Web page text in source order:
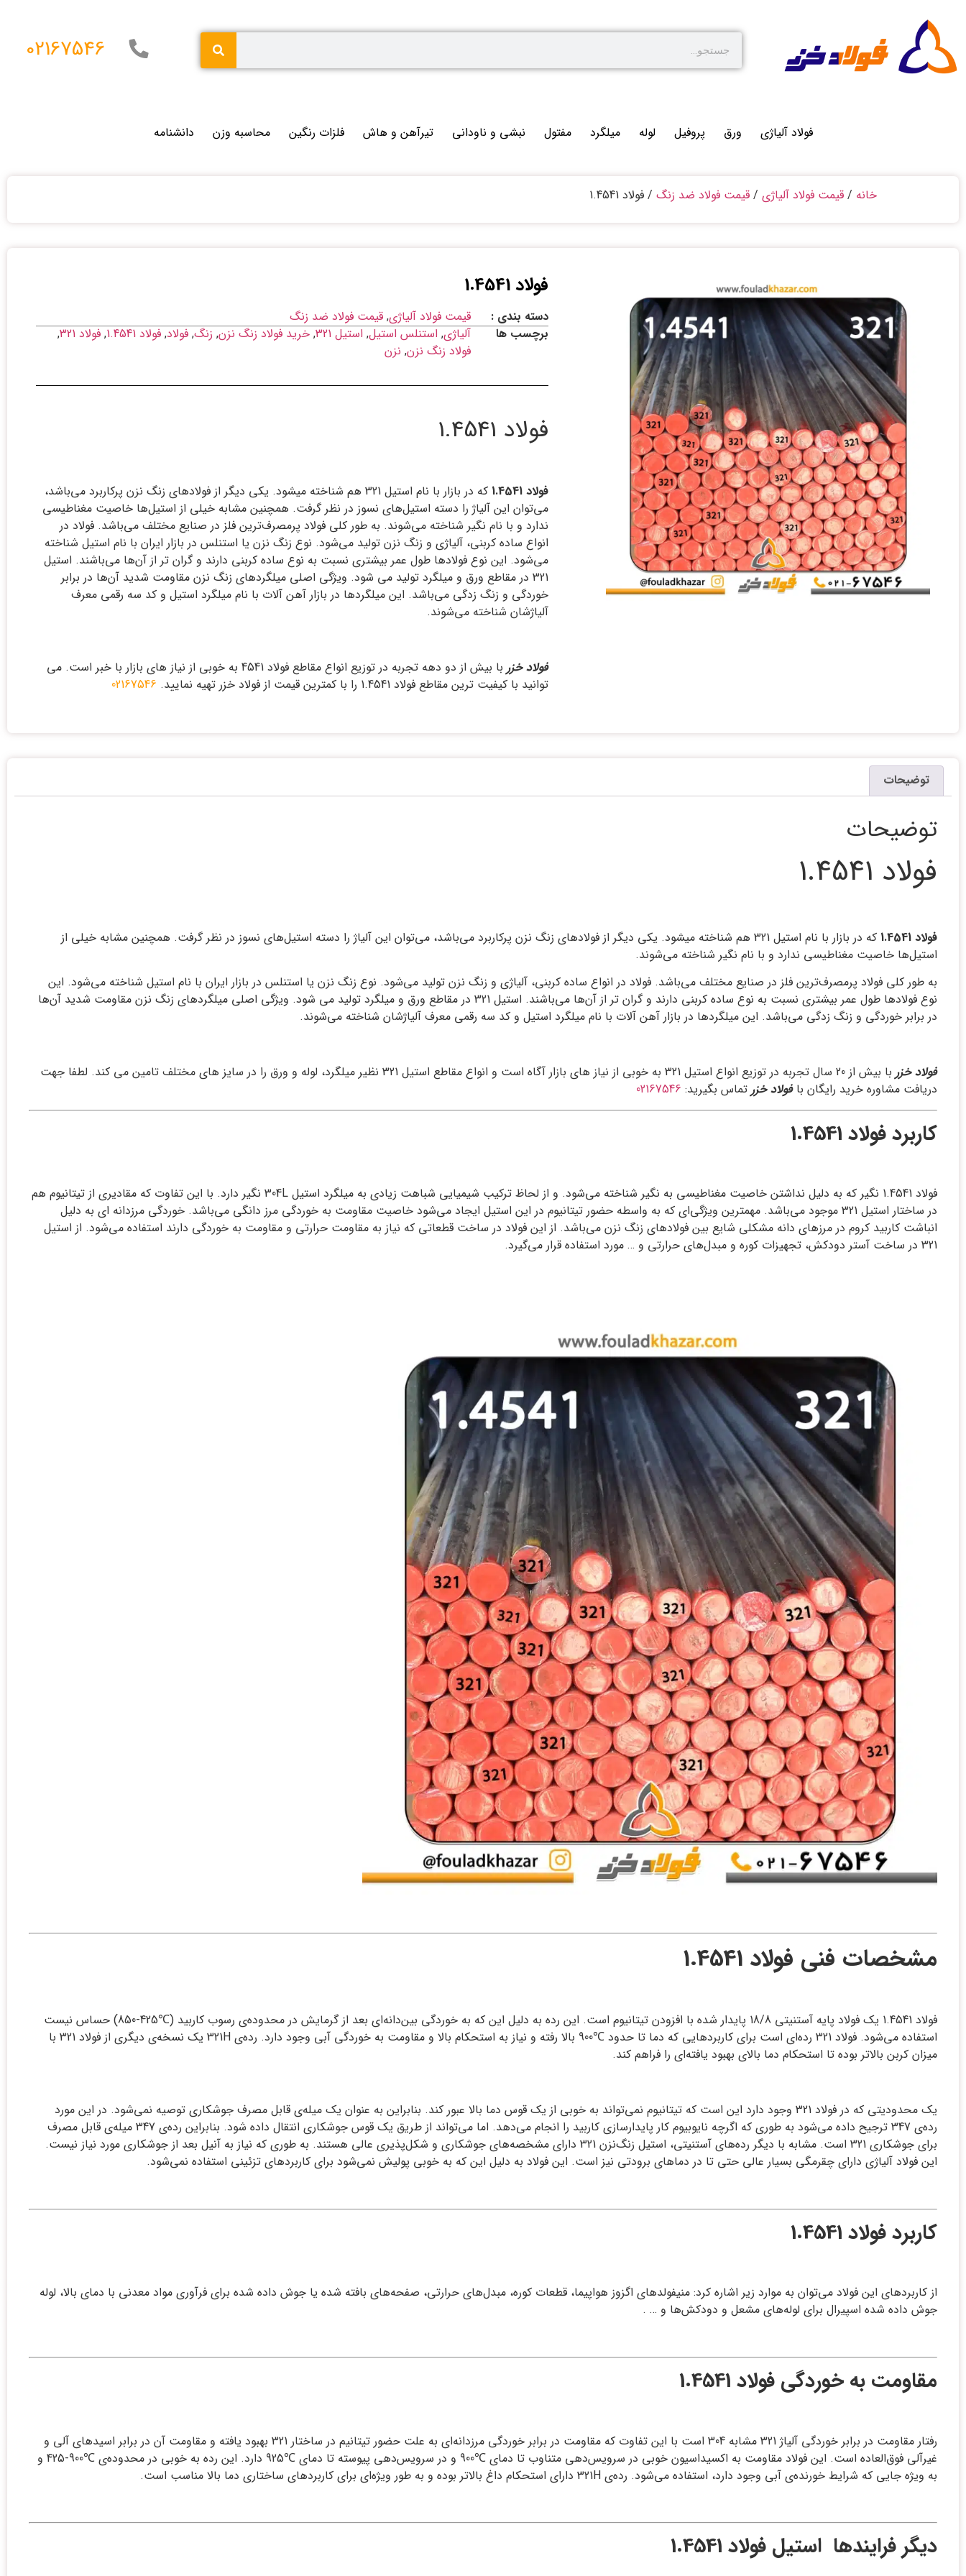
02167546
فولاد آلیاژی ورق پروفیل لوله میلگرد مفتول نبشی و ناودانی تیرآهن و هاش فلزات رنگین محاسبه وزن دانشنامه
خانه / قیمت فولاد آلیاژی / قیمت فولاد ضد زنگ / فولاد 1.4541
فولاد 1.4541
دسته بندی : قیمت فولاد آلیاژی,قیمت فولاد ضد زنگ
برچسب ها
آلیاژی, استنلس استیل, استیل 321 ,خرید فولاد زنگ نزن, زنگ,فولاد,فولاد 1.4541 ,فولاد 321
,
فولاد زنگ نزن, نزن
فولاد 1.4541
فولاد 1.4541
که در بازار با نام استیل 321 هم شناخته میشود. یکی دیگر از فولادهای زنگ نزن پرکاربرد می‌باشد،
می‌توان این آلیاژ را دسته استیل‌های نسوز در نظر گرفت. همچنین مشابه خیلی از استیل‌ها خاصیت مغناطیسی
ندارد و با نام نگیر شناخته می‌شوند. به طور کلی فولاد پرمصرف‌ترین فلز در صنایع مختلف می‌باشد. فولاد در
انواع ساده کربنی، آلیاژی و زنگ نزن تولید می‌شود. نوع زنگ نزن یا استنلس در بازار ایران با نام استیل شناخته
می‌شود. این نوع فولادها طول عمر بیشتری نسبت به نوع ساده کربنی دارند و گران تر از آن‌ها می‌باشند. استیل
321 در مقاطع ورق و میلگرد تولید می شود. ویژگی اصلی میلگرد‌های زنگ نزن مقاومت شدید آن‌ها در برابر
خوردگی و زنگ زدگی می‌باشد. این میلگرد‌ها در بازار آهن آلات با نام میلگرد استیل و کد سه رقمی معرف
آلیاژشان شناخته می‌شوند.
فولاد خزر
با بیش از دو دهه تجربه در توزیع انواع مقاطع فولاد 4541 به خوبی از نیاز های بازار با خبر است. می
توانید با کیفیت ترین مقاطع فولاد 1.4541 را با کمترین قیمت از فولاد خزر تهیه نمایید.
02167546
توضیحات
توضیحات
فولاد 1.4541
فولاد 1.4541
که در بازار با نام استیل 321 هم شناخته میشود. یکی دیگر از فولادهای زنگ نزن پرکاربرد می‌باشد، می‌توان این آلیاژ را دسته استیل‌های نسوز در نظر گرفت. همچنین مشابه خیلی از
استیل‌ها خاصیت مغناطیسی ندارد و با نام نگیر شناخته می‌شوند.
به طور کلی فولاد پرمصرف‌ترین فلز در صنایع مختلف می‌باشد. فولاد در انواع ساده کربنی، آلیاژی و زنگ نزن تولید می‌شود. نوع زنگ نزن یا استنلس در بازار ایران با نام استیل شناخته می‌شود. این
نوع فولادها طول عمر بیشتری نسبت به نوع ساده کربنی دارند و گران تر از آن‌ها می‌باشند. استیل 321 در مقاطع ورق و میلگرد تولید می شود. ویژگی اصلی میلگرد‌های زنگ نزن مقاومت شدید آن‌ها
در برابر خوردگی و زنگ زدگی می‌باشد. این میلگرد‌ها در بازار آهن آلات با نام میلگرد استیل و کد سه رقمی معرف آلیاژشان شناخته می‌شوند.
فولاد خزر
با بیش از 20 سال تجربه در توزیع انواع استیل 321 به خوبی از نیاز های بازار آگاه است و انواع مقاطع استیل 321 نظیر میلگرد، لوله و ورق را در سایز های مختلف تامین می کند. لطفا جهت
دریافت مشاوره خرید رایگان بافولاد خزر تماس بگیرید: 02167546
کاربرد فولاد 1.4541
فولاد 1.4541 نگیر که به دلیل نداشتن خاصیت مغناطیسی به نگیر شناخته می‌شود. و از لحاظ ترکیب شیمیایی شباهت زیادی به میلگرد استیل 304L نگیر دارد. با این تفاوت که مقادیری از تیتانیوم هم
در ساختار استیل 321 موجود می‌باشد. مهمترین ویژگی‌ای که به واسطه حضور تیتانیوم در این استیل ایجاد می‌شود خاصیت مقاومت به خوردگی مرز دانگی می‌باشد. خوردگی مرزدانه ای به دلیل
انباشت کاربید کروم در مرزهای دانه مشکلی شایع بین فولادهای زنگ نزن می‌باشد. از این فولاد در ساخت قطعاتی که نیاز به مقاومت حرارتی و مقاومت به خوردگی دارند استفاده می‌شود. از استیل
321 در ساخت آستر دودکش، تجهیزات کوره و مبدل‌های حرارتی و … مورد استفاده قرار می‌گیرد.
مشخصات فنی فولاد 1.4541
فولاد 1.4541 یک فولاد پایه آستنیتی 18/8 پایدار شده با افزودن تیتانیوم است. این رده به دلیل این که به خوردگی بین‌دانه‌ای بعد از گرمایش در محدوده‌ی رسوب کاربید (℃425-850) حساس نیست
استفاده می‌شود. فولاد 321 رده‌ای است برای کاربردهایی که دما تا حدود ℃900 بالا رفته و نیاز به استحکام بالا و مقاومت به خوردگی آبی وجود دارد. رده‌ی 321H یک نسخه‌ی دیگری از فولاد 321 با
میزان کربن بالاتر بوده تا استحکام دما بالای بهبود یافته‌ای را فراهم کند.
یک محدودیتی که در فولاد 321 وجود دارد این است که تیتانیوم نمی‌تواند به خوبی از یک قوس دما بالا عبور کند. بنابراین به عنوان یک میله‌ی قابل مصرف جوشکاری توصیه نمی‌شود. در این مورد
رده‌ی 347 ترجیح داده می‌شود به طوری که اگرچه نایوبیوم کار پایدارسازی کاربید را انجام می‌دهد. اما می‌تواند از طریق یک قوس جوشکاری انتقال داده شود. بنابراین رده‌ی 347 میله‌ی قابل مصرف
برای جوشکاری 321 است. مشابه با دیگر رده‌های آستنیتی، استیل زنگ‌نزن 321 دارای مشخصه‌های جوشکاری و شکل‌پذیری عالی هستند. به طوری که نیاز به آنیل بعد از جوشکاری مورد نیاز نیست.
این فولاد آلیاژی دارای چقرمگی بسیار عالی حتی تا در دماهای برودتی نیز است. این فولاد به دلیل این که به خوبی پولیش نمی‌شود برای کاربردهای تزئینی استفاده نمی‌شود.
کاربرد فولاد 1.4541
از کاربردهای این فولاد می‌توان به موارد زیر اشاره کرد: منیفولدهای اگزوز هواپیما، قطعات کوره، مبدل‌های حرارتی، صفحه‌های بافته شده یا جوش داده شده برای فرآوری مواد معدنی با دمای بالا، لوله
جوش داده شده اسپیرال برای لوله‌های مشعل و دودکش‌ها و … .
مقاومت به خوردگی فولاد 1.4541
رفتار مقاومت در برابر خوردگی آلیاژ 321 مشابه 304 است با این تفاوت که مقاومت در برابر خوردگی مرزدانه‌ای به علت حضور تیتانیم در ساختار 321 بهبود یافته و مقاومت آن در برابر اسید‌های آلی و
غیرآلی فوق‌العاده است. این فولاد مقاومت به اکسیداسیون خوبی در سرویس‌دهی متناوب تا دمای ℃900 و در سرویس‌دهی پیوسته تا دمای ℃925 دارد. این رده به خوبی در محدوده‌ی ℃900-425 و
به ویژه جایی که شرایط خورنده‌ی آبی وجود دارد، استفاده می‌شود. رده‌ی 321H دارای استحکام داغ بالاتر بوده و به طور ویژه‌ای برای کاربردهای ساختاری دما بالا مناسب است.
دیگر فرایندها استیل فولاد 1.4541